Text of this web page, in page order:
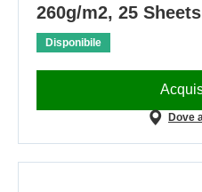
260g/m2, 25 Sheets
Disponibile
Dove